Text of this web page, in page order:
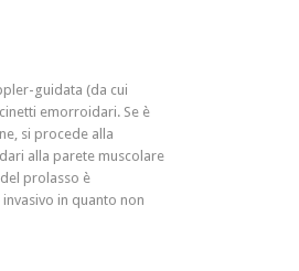
guidata (da cui
emorroidari. Se è
si procede alla
alla parete muscolare
prolasso è
in quanto non